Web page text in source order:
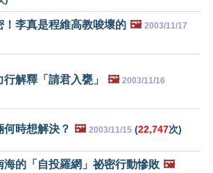
！李真是程維高教唆壞的 🖼️ 2003/11/17
解釋「請君入甕」 🖼️ 2003/11/16
時想解決？ 🖼️ 2003/11/15 (22,747次)
海的「自投羅網」祕密行動慘敗 🖼️